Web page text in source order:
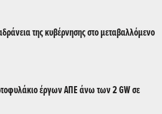
της κυβέρνησης στο μεταβαλλόμενο
έργων ΑΠΕ άνω των 2 GW σε